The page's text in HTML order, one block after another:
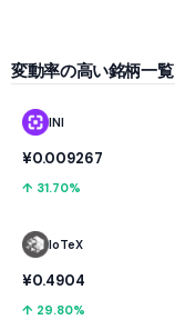
変動率の高い銘柄一覧
INI
¥0.009267
↑ 31.70%
IoTeX
¥0.4904
↑ 29.80%